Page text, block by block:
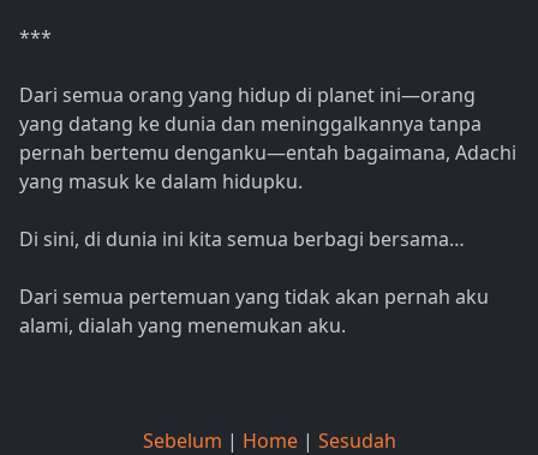
***
Dari semua orang yang hidup di planet ini—orang
yang datang ke dunia dan meninggalkannya tanpa
pernah bertemu denganku—entah bagaimana, Adachi
yang masuk ke dalam hidupku.
Di sini, di dunia ini kita semua berbagi bersama…
Dari semua pertemuan yang tidak akan pernah aku
alami, dialah yang menemukan aku.
Sebelum | Home | Sesudah